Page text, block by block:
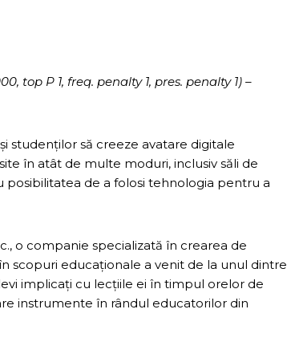
P 1, freq. penalty 1, pres. penalty 1) –
studenților să creeze avatare digitale
în atât de multe moduri, inclusiv săli de
posibilitatea de a folosi tehnologia pentru a
o companie specializată în crearea de
scopuri educaționale a venit de la unul dintre
implicați cu lecțiile ei în timpul orelor de
instrumente în rândul educatorilor din